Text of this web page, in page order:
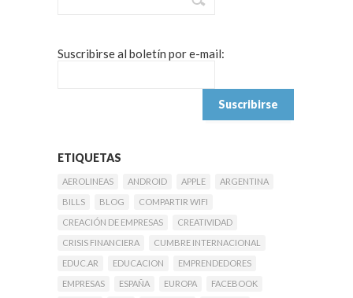
Suscribirse al boletín por e-mail:
ETIQUETAS
AEROLINEAS ANDROID APPLE
ARGENTINA
BILLS
BLOG
COMPARTIR WIFI
CREACIÓN DE EMPRESAS
CREATIVIDAD
CRISIS FINANCIERA
CUMBRE INTERNACIONAL
EDUC.AR
EDUCACION
EMPRENDEDORES
EMPRESAS
ESPAÑA EUROPA
FACEBOOK